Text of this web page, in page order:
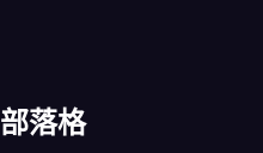
部落格